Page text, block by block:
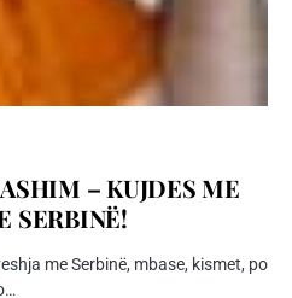
– KUJDES ME
SERBINË!
me Serbinë, mbase, kismet, po